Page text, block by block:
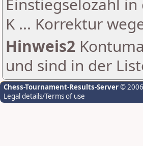
Einstiegselozahl
K ... Korrektur
Hinweis2
und sind in der
Chess-Tournament-Results-Server©
Legal details/Terms of use